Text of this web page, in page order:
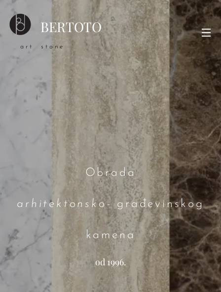
BERTOTO
art stone
Obrada
arhitektonsko- građevinskog
kamena
od 1996.